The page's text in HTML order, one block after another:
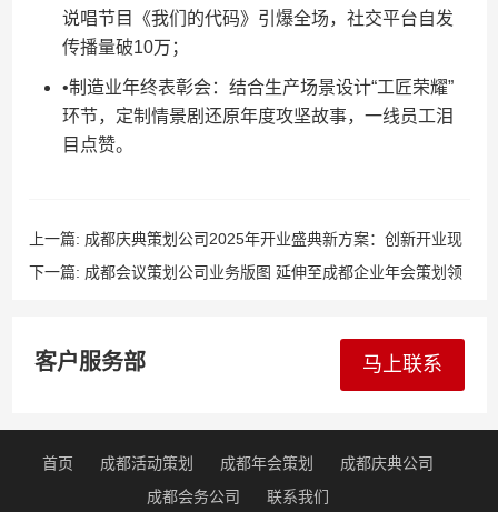
说唱节目《我们的代码》引爆全场，社交平台自发
传播量破10万；
•制造业年终表彰会：结合生产场景设计“工匠荣耀”
环节，定制情景剧还原年度攻坚故事，一线员工泪
目点赞。
上一篇: 成都庆典策划公司2025年开业盛典新方案：创新开业现
场布置+数字化典礼仪式+环保礼炮彩烟+定制节目演出
下一篇: 成都会议策划公司业务版图 延伸至成都企业年会策划领
客户服务部 马上联系
首页 成都活动策划 成都年会策划
成都庆典公司
成都会务公司
联系我们